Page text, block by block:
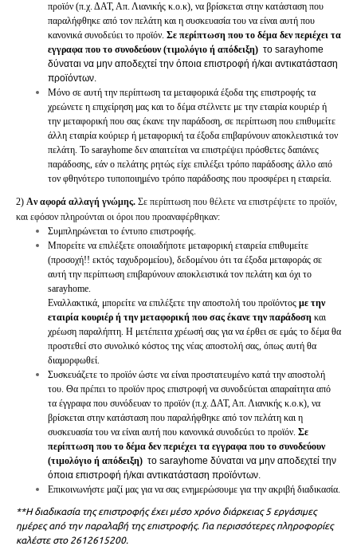
προϊόν (π.χ. ΔΑΤ, Απ. Λιανικής κ.ο.κ), να βρίσκεται στην κατάσταση που
παραλήφθηκε από τον πελάτη και η συσκευασία του να είναι αυτή που
κανονικά συνοδεύει το προϊόν. Σε περίπτωση που το δέμα δεν περιέχει τα
εγγραφα που το συνοδεύουν (τιμολόγιο ή απόδειξη) το sarayhome
δύναται να μην αποδεχτεί την όποια επιστροφή ή/και αντικατάσταση
προϊόντων.
Μόνο σε αυτή την περίπτωση τα μεταφορικά έξοδα της επιστροφής τα
χρεώνετε η επιχείρηση μας και το δέμα στέλνετε με την εταιρία κουριέρ ή
την μεταφορική που σας έκανε την παράδοση, σε περίπτωση που επιθυμείτε
άλλη εταιρία κούριερ ή μεταφορική τα έξοδα επιβαρύνουν αποκλειστικά τον
πελάτη. Το sarayhome δεν απαιτείται να επιστρέψει πρόσθετες δαπάνες
παράδοσης, εάν ο πελάτης ρητώς είχε επιλέξει τρόπο παράδοσης άλλο από
τον φθηνότερο τυποποιημένο τρόπο παράδοσης που προσφέρει η εταιρεία.
2) Aν αφορά αλλαγή γνώμης. Σε περίπτωση που θέλετε να επιστρέψετε το προϊόν,
και εφόσον πληρούνται οι όροι που προαναφέρθηκαν:
Συμπληρώνεται το έντυπο επιστροφής.
Μπορείτε να επιλέξετε οποιαδήποτε μεταφορική εταιρεία επιθυμείτε
(προσοχή!! εκτός ταχυδρομείου), δεδομένου ότι τα έξοδα μεταφοράς σε
αυτή την περίπτωση επιβαρύνουν αποκλειστικά τον πελάτη και όχι το
sarayhome.
Εναλλακτικά, μπορείτε να επιλέξετε την αποστολή του προϊόντος με την
εταιρία κουριέρ ή την μεταφορική που σας έκανε την παράδοση και
χρέωση παραλήπτη. Η μετέπειτα χρέωσή σας για να έρθει σε εμάς το δέμα θα
προστεθεί στο συνολικό κόστος της νέας αποστολή σας, όπως αυτή θα
διαμορφωθεί.
Συσκευάζετε το προϊόν ώστε να είναι προστατευμένο κατά την αποστολή
του. Θα πρέπει το προϊόν προς επιστροφή να συνοδεύεται απαραίτητα από
τα έγγραφα που συνόδευαν το προϊόν (π.χ. ΔΑΤ, Απ. Λιανικής κ.ο.κ), να
βρίσκεται στην κατάσταση που παραλήφθηκε από τον πελάτη και η
συσκευασία του να είναι αυτή που κανονικά συνοδεύει το προϊόν. Σε
περίπτωση που το δέμα δεν περιέχει τα εγγραφα που το συνοδεύουν
(τιμολόγιο ή απόδειξη) το sarayhome δύναται να μην αποδεχτεί την
όποια επιστροφή ή/και αντικατάσταση προϊόντων.
Επικοινωνήστε μαζί μας για να σας ενημερώσουμε για την ακριβή διαδικασία.
**Η διαδικασία της επιστροφής έχει μέσο χρόνο διάρκειας 5 εργάσιμες
ημέρες από την παραλαβή της επιστροφής. Για περισσότερες πληροφορίες
καλέστε στο 2612615200.